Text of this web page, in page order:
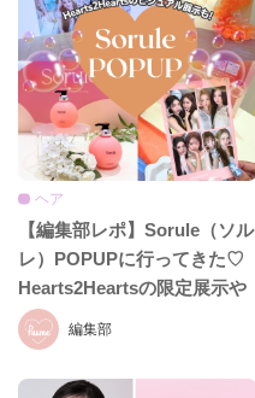
編集部
ヘア
【編集部レポ】Sorule（ソル
レ）POPUPに行ってきた♡
Hearts2Heartsの限定展示や
新ヘアケアラインをひと足先
にチェック♪